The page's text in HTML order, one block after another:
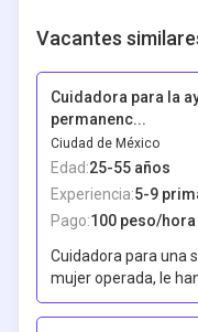
Vacantes
Cuidadora para la
permanenc...
Ciudad de México
Edad:25-55 años
Experiencia:5-9
Pago:100 peso/hora
Cuidadora para una
mujer operada, le